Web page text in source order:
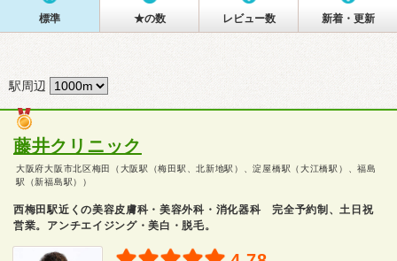
標準 ★の数 レビュー数 新着・更新
駅周辺
藤井クリニック
大阪府大阪市北区梅田（大阪駅（梅田駅、北新地駅）、淀屋橋駅（大江橋駅）、福島
駅（新福島駅））
西梅田駅近くの美容皮膚科・美容外科・消化器科 完全予約制、土日祝
営業。アンチエイジング・美白・脱毛。